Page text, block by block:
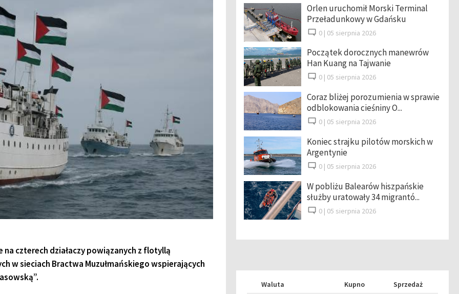
czterech działaczy powiązanych z flotyllą
w sieciach Bractwa Muzułmańskiego wspierających
Orlen uruchomił Morski Terminal
Przeładunkowy w Gdańsku
0 | 05 sierpnia 2026
Początek dorocznych manewrów
Han Kuang na Tajwanie
0 | 05 sierpnia 2026
Coraz bliżej porozumienia w sprawie
odblokowania cieśniny O...
0 | 05 sierpnia 2026
Koniec strajku pilotów morskich w
Argentynie
0 | 05 sierpnia 2026
W pobliżu Balearów hiszpańskie
służby uratowały 34 migrantó...
0 | 05 sierpnia 2026
Waluta Kupno
Sprzedaż